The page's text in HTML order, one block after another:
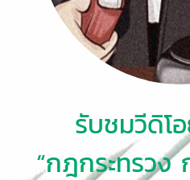
รับชมวีดิโ
“กฎกระทรวง